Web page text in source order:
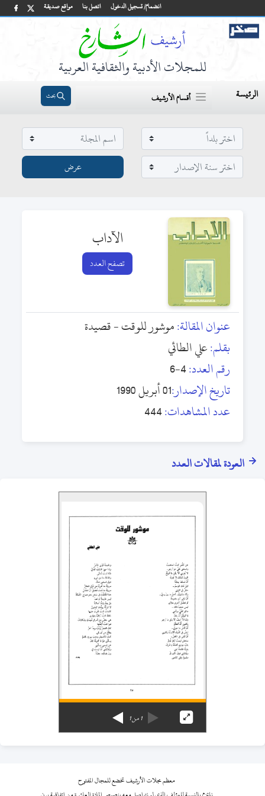
مواقع صديقة اتصل بنا انضمام/ تسجيل الدخول
للمجلات الأدبية والثقافية العربية
الرئيسة أقسام الأرشيف بحث
الآداب
تصفح العدد
عنوان المقالة:موشور للوقت - قصيدة
بقلم:علي الطائي
رقم العدد:4-6
تاريخ الإصدار:01 أبريل 1990
عدد المشاهدات:444
العودة لمقالات العدد
1من1
معظم مجلات الأرشيف تخضع للمجال المفتوح